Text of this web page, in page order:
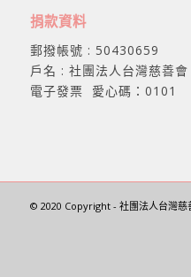
捐款資料
郵撥帳號 : 50430659
戶名 : 社團法人台灣慈善會
電子發票 愛心碼：0101
© 2020 Copyright - 社團法人台灣慈